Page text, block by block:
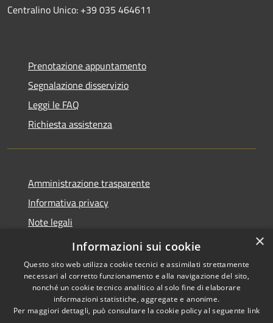
Centralino Unico: +39 035 464611
Prenotazione appuntamento
Segnalazione disservizio
Leggi le FAQ
Richiesta assistenza
Amministrazione trasparente
Informativa privacy
Note legali
Dichiarazione di accessibilità
Accessibilità
Copyright © 2026 • Comune di
Presezzo • Powered by
×
Informazioni sui cookie
Questo sito web utilizza cookie tecnici e assimilati strettamente
necessari al corretto funzionamento e alla navigazione del sito,
nonché un cookie tecnico analitico al solo fine di elaborare
informazioni statistiche, aggregate e anonime.
Per maggiori dettagli, può consultare la cookie policy al seguente link